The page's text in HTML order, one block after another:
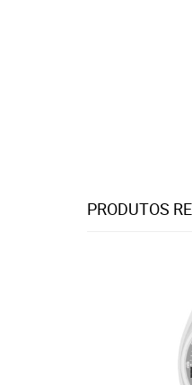
PRODUTOS